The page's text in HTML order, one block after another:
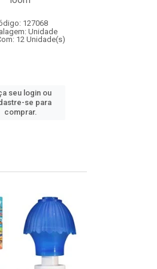
127068
Unidade
12 Unidade(s)
seu login ou
se para
comprar.